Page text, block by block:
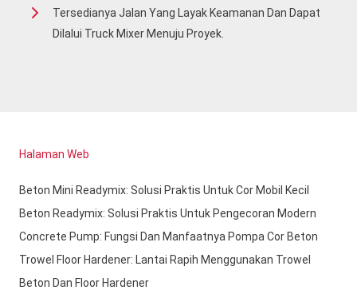
Tersedianya Jalan Yang Layak Keamanan Dan Dapat
Dilalui Truck Mixer Menuju Proyek.
Halaman Web
Beton Mini Readymix: Solusi Praktis Untuk Cor Mobil Kecil
Beton Readymix: Solusi Praktis Untuk Pengecoran Modern
Concrete Pump: Fungsi Dan Manfaatnya Pompa Cor Beton
Trowel Floor Hardener: Lantai Rapih Menggunakan Trowel
Beton Dan Floor Hardener